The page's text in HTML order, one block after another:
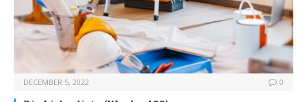
DECEMBER 5, 2022 0